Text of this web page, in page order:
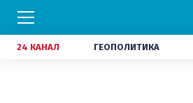
24 КАНАЛ ГЕОПОЛИТИКА